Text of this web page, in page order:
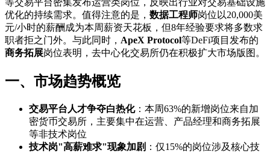
等交易平台密集发布运营类岗位，反映出行业对交易基础设施
优化的持续需求。值得注意的是， 数据工程师岗位以20,000美
元/小时的薪酬成为本周薪资天花板，但8年经验要求将多数求
职者拒之门外。与此同时， ApeX Protocol等DeFi项目发布的
商务拓展岗位表明，去中心化交易所仍在积极扩大市场版图。
一、市场趋势概览
交易平台人才争夺白热化：本周63%的新增岗位来自加
密货币交易所，主要集中在运营、产品经理和商务拓展
等非技术岗位
技术岗"高薪难求"现象加剧 ：仅15%的岗位涉及核心技